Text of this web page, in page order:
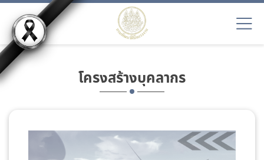
โครงสร้างบุคลากร